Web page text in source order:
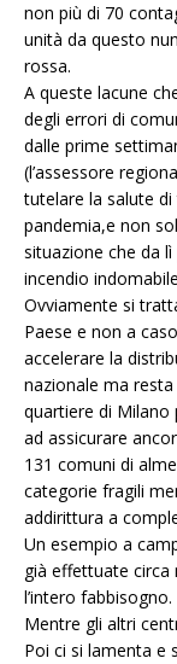
non più di 70
unità da questo
rossa.
A queste lacune
degli errori di
dalle prime
(l’assessore
tutelare la salute
pandemia,e non
situazione che da
incendio
Ovviamente si
Paese e non a
accelerare la
nazionale ma
quartiere di Milano
ad assicurare
131 comuni di
categorie fragili
addirittura a
Un esempio a
già effettuate circa
l’intero fabbisogno.
Mentre gli altri
Poi ci si lamenta e